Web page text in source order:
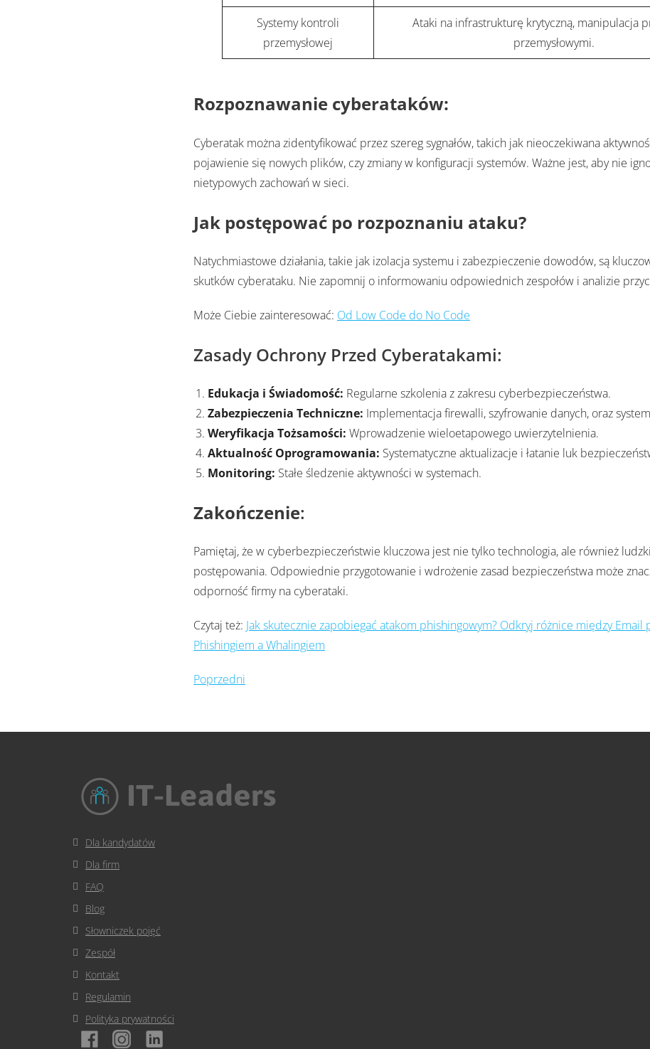
Systemy kontroli
przemysłowej
Ataki na infrastrukturę krytyczną, manipulacja
przemysłowymi.
Rozpoznawanie cyberataków:
Cyberatak można zidentyfikować przez szereg sygnałów, takich jak nieoczekiwana
pojawienie się nowych plików, czy zmiany w konfiguracji systemów. Ważne jest, aby nie
nietypowych zachowań w sieci.
Jak postępować po rozpoznaniu ataku?
Natychmiastowe działania, takie jak izolacja systemu i zabezpieczenie dowodów, są
skutków cyberataku. Nie zapomnij o informowaniu odpowiednich zespołów i analizie
Może Ciebie zainteresować: Od Low Code do No Code
Zasady Ochrony Przed Cyberatakami:
Edukacja i Świadomość: Regularne szkolenia z zakresu cyberbezpieczeństwa.
Zabezpieczenia Techniczne: Implementacja firewalli, szyfrowanie danych, oraz
Weryfikacja Tożsamości: Wprowadzenie wieloetapowego uwierzytelnienia.
Aktualność Oprogramowania: Systematyczne aktualizacje i łatanie luk
Monitoring: Stałe śledzenie aktywności w systemach.
Zakończenie:
Pamiętaj, że w cyberbezpieczeństwie kluczowa jest nie tylko technologia, ale również
postępowania. Odpowiednie przygotowanie i wdrożenie zasad bezpieczeństwa może
odporność firmy na cyberataki.
Czytaj też: Jak skutecznie zapobiegać atakom phishingowym? Odkryj różnice między Email
Phishingiem a Whalingiem
Poprzedni
Dla kandydatów
Dla firm
FAQ
Blog
Słowniczek pojęć
Zespół
Kontakt
Regulamin
Polityka prywatności